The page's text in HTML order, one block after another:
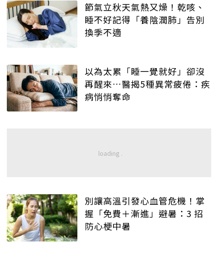
節氣立秋天氣熱又燥！乾咳、
睡不好記得「養陰潤肺」告別
換季不適
以為太累「睡一覺就好」卻沒
再醒來…醫揭5種異常疲倦：疾
病悄悄奪命
別讓高溫引發心血管危機！掌
握「免費＋漸進」避暑：3 招
防心梗中暑